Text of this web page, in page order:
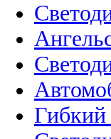
Гибкий